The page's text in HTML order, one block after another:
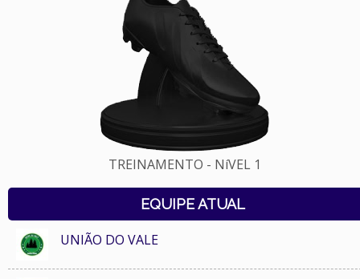
TREINAMENTO - NíVEL 1
EQUIPE ATUAL
UNIÃO DO VALE